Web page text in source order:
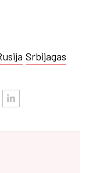
Srbijagas